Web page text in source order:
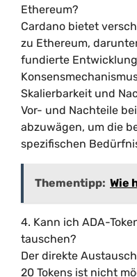
Ethereum?
Cardano bietet
zu Ethereum,
fundierte
Skalierbarkeit und
Vor- und Nachteile
abzuwägen, um die
spezifischen
Thementipp: Wie
4. Kann ich ADA-
tauschen?
Der direkte
20 Tokens ist nicht